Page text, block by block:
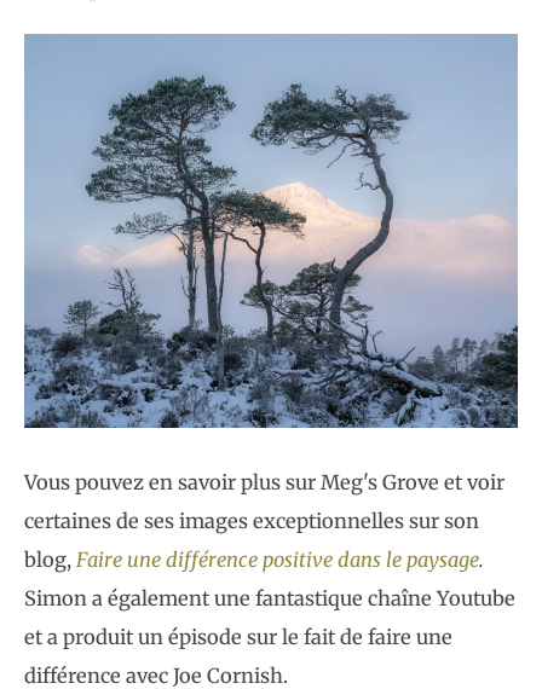
Vous pouvez en savoir plus sur Meg's Grove et voir
certaines de ses images exceptionnelles sur son
blog, Faire une différence positive dans le paysage.
Simon a également une fantastique chaîne Youtube
et a produit un épisode sur le fait de faire une
différence avec Joe Cornish.